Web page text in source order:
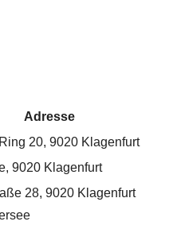
Adresse
20, 9020 Klagenfurt
9020 Klagenfurt
28, 9020 Klagenfurt